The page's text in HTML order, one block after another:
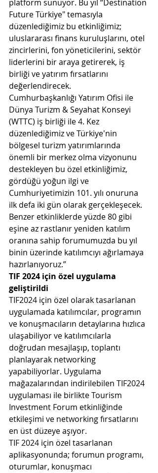
platform sunuyor. Bu yıl “Destination
Future Türkiye" temasıyla
düzenlediğimiz bu etkinliğimiz;
uluslararası finans kuruluşlarını, otel
zincirlerini, fon yöneticilerini, sektör
liderlerini bir araya getirerek, iş
birliği ve yatırım fırsatlarını
değerlendirecek.
Cumhurbaşkanlığı Yatırım Ofisi ile
Dünya Turizm & Seyahat Konseyi
(WTTC) iş birliği ile 4. Kez
düzenlediğimiz ve Türkiye'nin
bölgesel turizm yatırımlarında
önemli bir merkez olma vizyonunu
destekleyen bu özel etkinliğimiz,
gördüğü yoğun ilgi ve
Cumhuriyetimizin 101. yılı onuruna
ilk defa iki gün olarak gerçekleşecek.
Benzer etkinliklerde yüzde 80 gibi
eşine az rastlanır yeniden katılım
oranına sahip forumumuzda bu yıl
binin üzerinde katılımcıyı ağırlamaya
hazırlanıyoruz.”
TIF 2024 için özel uygulama
geliştirildi
TIF2024 için özel olarak tasarlanan
uygulamada katılımcılar, programın
ve konuşmacıların detaylarına hızlıca
ulaşabiliyor ve katılımcılarla
doğrudan mesajlaşıp, toplantı
planlayarak networking
yapabiliyorlar. Uygulama
mağazalarından indirilebilen TIF2024
uygulaması ile birlikte Tourism
Investment Forum etkinliğinde
etkileşimi ve networking fırsatlarını
en üst düzeye aşıyor.
TIF 2024 için özel tasarlanan
aplikasyonunda; forumun programı,
oturumlar, konuşmacı